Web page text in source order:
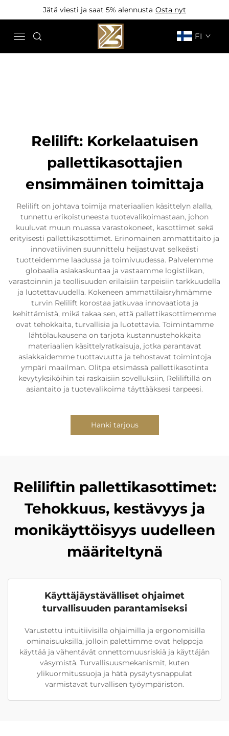
Jätä viesti ja saat 5% alennusta Osta nyt
FI
Relilift: Korkelaatuisen
pallettikasottajien
ensimmäinen toimittaja
Relilift on johtava toimija materiaalien käsittelyn alalla,
tunnettu erikoistuneesta tuotevalikoimastaan, johon
kuuluvat muun muassa varastokoneet, kasottimet sekä
erityisesti pallettikasottimet. Erinomainen ammattitaito ja
innovatiivinen suunnittelu heijastuvat selkeästi
tuotteidemme laadussa ja toimivuudessa. Palvelemme
globaalia asiakaskuntaa ja vastaamme logistiikan,
varastoinnin ja teollisuuden erilaisiin tarpeisiin tarkkuudella
ja luotettavuudella. Kokeneen ammattilaisryhmämme
turvin Relilift korostaa jatkuvaa innovaatiota ja
kehittämistä, mikä takaa sen, että pallettikasottimemme
ovat tehokkaita, turvallisia ja luotettavia. Toimintamme
lähtölaukausena on tarjota kustannustehokkaita
materiaalien käsittelyratkaisuja, jotka parantavat
asiakkaidemme tuottavuutta ja tehostavat toimintoja
ympäri maailman. Olitpa etsimässä pallettikasotinta
kevytyksiköihin tai raskaisiin sovelluksiin, Reliliftillä on
asiantaito ja tuotevalikoima täyttääksesi tarpeesi.
Hanki tarjous
Reliliftin pallettikasottimet:
Tehokkuus, kestävyys ja
monikäyttöisyys uudelleen
määriteltynä
Käyttäjäystävälliset ohjaimet
turvallisuuden parantamiseksi
Varustettu intuitiivisilla ohjaimilla ja ergonomisilla
ominaisuuksilla, jolloin palettimme ovat helppoja
käyttää ja vähentävät onnettomuusriskiä ja käyttäjän
väsymistä. Turvallisuusmekanismit, kuten
ylikuormitussuoja ja hätä pysäytysnappulat
varmistavat turvallisen työympäristön.